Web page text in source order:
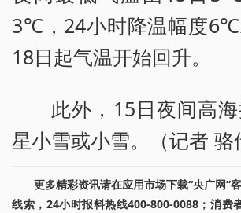
3℃，24小时降温幅度
18日起气温开始回升。
此外，15日夜间高
星小雪或小雪。（记者 骆
更多精彩资讯请在应用市场下载“央广网”
线索，24小时报料热线400-800-0088；消费